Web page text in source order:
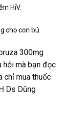
HiV.
cho con bú.
300mg
hỏi mà bạn đọc
chỉ mua thuốc
Ds Dũng